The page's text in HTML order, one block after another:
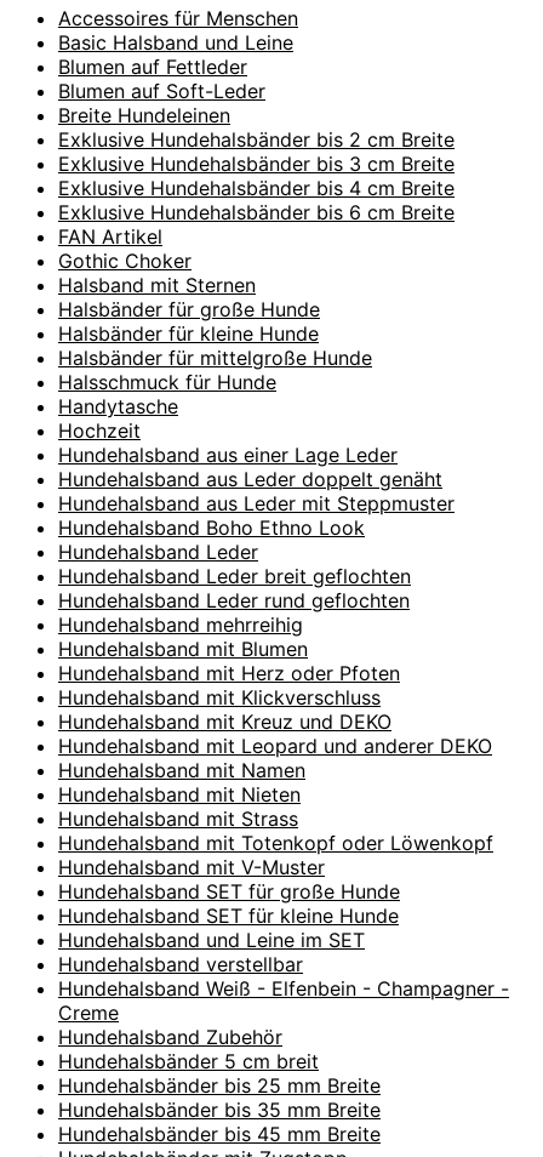
Accessoires für Menschen
Basic Halsband und Leine
Blumen auf Fettleder
Blumen auf Soft-Leder
Breite Hundeleinen
Exklusive Hundehalsbänder bis 2 cm Breite
Exklusive Hundehalsbänder bis 3 cm Breite
Exklusive Hundehalsbänder bis 4 cm Breite
Exklusive Hundehalsbänder bis 6 cm Breite
FAN Artikel
Gothic Choker
Halsband mit Sternen
Halsbänder für große Hunde
Halsbänder für kleine Hunde
Halsbänder für mittelgroße Hunde
Halsschmuck für Hunde
Handytasche
Hochzeit
Hundehalsband aus einer Lage Leder
Hundehalsband aus Leder doppelt genäht
Hundehalsband aus Leder mit Steppmuster
Hundehalsband Boho Ethno Look
Hundehalsband Leder
Hundehalsband Leder breit geflochten
Hundehalsband Leder rund geflochten
Hundehalsband mehrreihig
Hundehalsband mit Blumen
Hundehalsband mit Herz oder Pfoten
Hundehalsband mit Klickverschluss
Hundehalsband mit Kreuz und DEKO
Hundehalsband mit Leopard und anderer DEKO
Hundehalsband mit Namen
Hundehalsband mit Nieten
Hundehalsband mit Strass
Hundehalsband mit Totenkopf oder Löwenkopf
Hundehalsband mit V-Muster
Hundehalsband SET für große Hunde
Hundehalsband SET für kleine Hunde
Hundehalsband und Leine im SET
Hundehalsband verstellbar
Hundehalsband Weiß - Elfenbein - Champagner -
Creme
Hundehalsband Zubehör
Hundehalsbänder 5 cm breit
Hundehalsbänder bis 25 mm Breite
Hundehalsbänder bis 35 mm Breite
Hundehalsbänder bis 45 mm Breite